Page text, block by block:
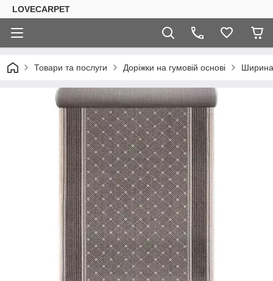
LOVECARPET
Товари та послуги Доріжки на гумовій основі